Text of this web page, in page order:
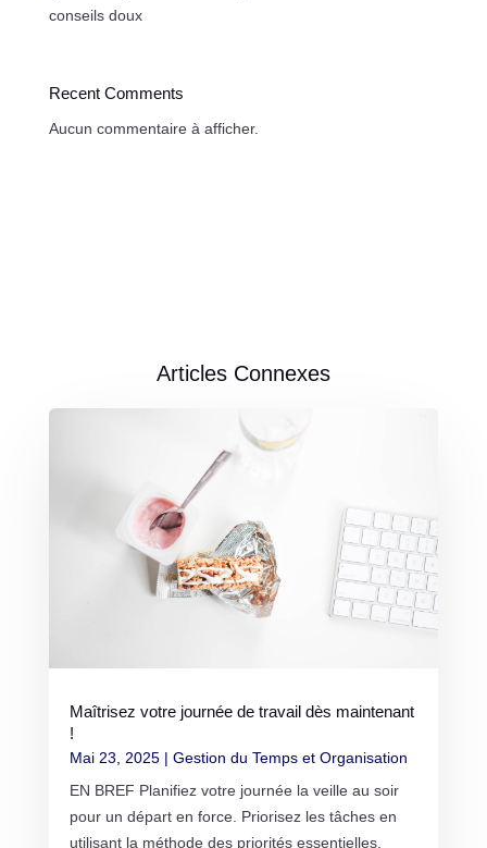
conseils doux
Recent Comments
Aucun commentaire à afficher.
Articles Connexes
Maîtrisez votre journée de travail dès maintenant
!
Mai 23, 2025| Gestion du Temps et Organisation
EN BREF Planifiez votre journée la veille au soir
pour un départ en force. Priorisez les tâches en
utilisant la méthode des priorités essentielles.